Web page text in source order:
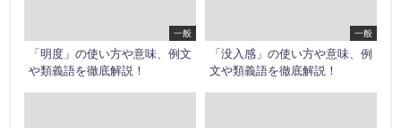
一般
「明度」の使い方や意味、例文
や類義語を徹底解説！
一般
「没入感」の使い方や意味、例
文や類義語を徹底解説！